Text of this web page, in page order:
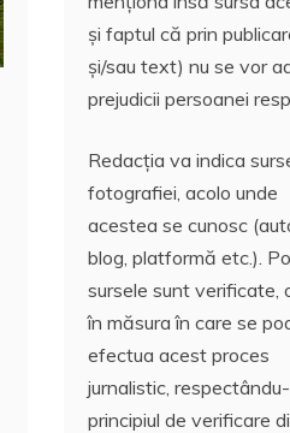
și faptul că prin
și/sau text) nu se vor
prejudicii persoanei
Redacția va indica
fotografiei, acolo unde
acestea se cunosc
blog, platformă etc.).
sursele sunt verificate,
în măsura în care se
efectua acest proces
jurnalistic,
principiul de verificare